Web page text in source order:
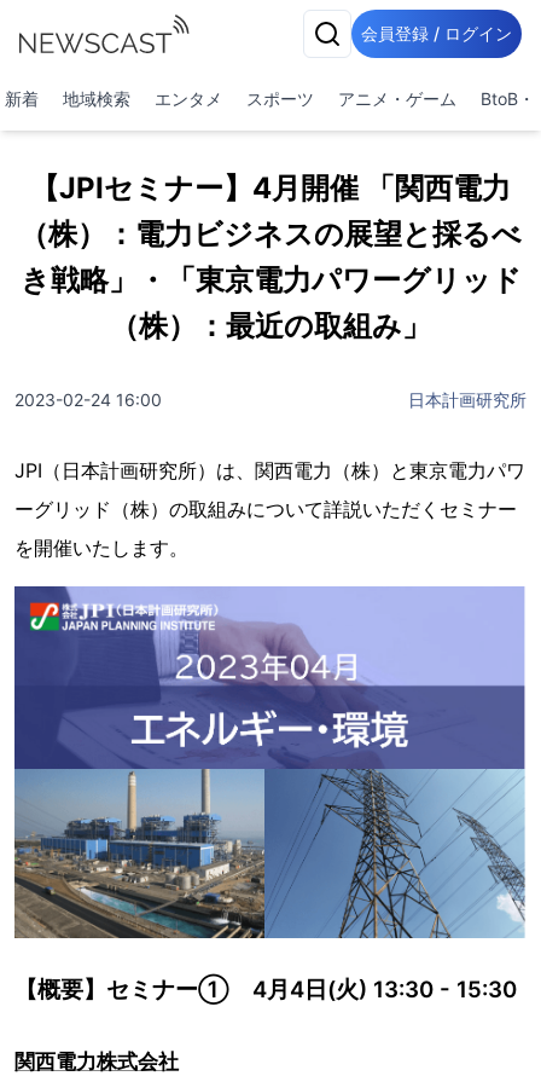
会員登録 / ログイン
新着 地域検索 エンタメ スポーツ アニメ・ゲーム BtoB・
【JPIセミナー】4月開催 「関西電力
（株）：電力ビジネスの展望と採るべ
き戦略」・「東京電力パワーグリッド
（株）：最近の取組み」
2023-02-24 16:00 日本計画研究所
JPI（日本計画研究所）は、関西電力（株）と東京電力パワ
ーグリッド（株）の取組みについて詳説いただくセミナー
を開催いたします。
【概要】セミナー① 4月4日(火) 13:30 - 15:30
関西電力株式会社